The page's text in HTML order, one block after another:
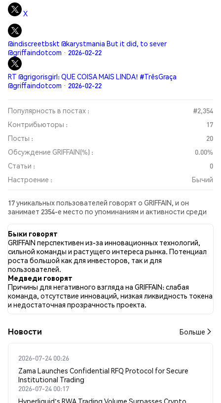
X
@indiscreetbskt @karystmania But it did, to sever
@griffaindotcom · 2026-02-22
RT @grigorisgirl: QUE COISA MAIS LINDA! #TrêsGraça
@griffaindotcom · 2026-02-22
Популярность в постах :
#2,354
Контрибьюторы :
17
Посты :
20
Обсуждение GRIFFAIN(%) :
0.00%
Статьи :
0
Настроение :
Бычий
17 уникальных пользователей говорят о GRIFFAIN, и он
занимает 2354-е место по упоминаниям и активности среди
отношении GRIFFAIN во всех социальных сетях было Бычий.
Всего было опубликовано 0 новостных статей о GRIFFAIN. В
Twitter 42.11% твитов имели бычий настрой по сравнению с
10.53% твитов с медвежьим настроем по GRIFFAIN. 47.37%
твитов были нейтральными по отношению к GRIFFAIN. Эти
данные основаны на 19 твитах.
Быки говорят
GRIFFAIN перспективен из-за инновационных технологий,
сильной команды и растущего интереса рынка. Потенциал
роста большой как для инвесторов, так и для
пользователей.
Медведи говорят
Причины для негативного взгляда на GRIFFAIN: слабая
команда, отсутствие инноваций, низкая ликвидность токена
и недостаточная прозрачность проекта.
Новости Больше
2026-07-24 00:26
Zama Launches Confidential RFQ Protocol for Secure
Institutional Trading
2026-07-24 00:17
Hyperliquid's RWA Trading Volume Surpasses Crypto